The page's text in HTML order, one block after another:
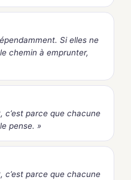
Si elles ne
chemin à emprunter,
c’est parce que chacune
pense. »
c’est parce que chacune